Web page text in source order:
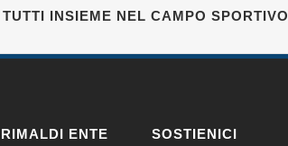
INSIEME NEL CAMPO SPORTIVO
ENTE
SOSTIENICI